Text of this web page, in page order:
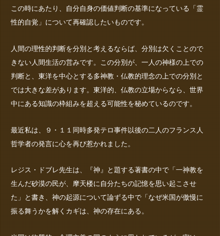
この時にあたり、自分自身の価値判断の基準になっている「霊
性的自覚」について再確認したいものです。
人間の理性的判断を分別と考えるならば、分別は欠くことので
きない人間生活の営みです。この分別が、一人の神様の上での
判断と、東洋を中心とする多神教・仏教的理念の上での分別と
では大きな差があります。東洋的、仏教の立場からなら、世界
中にある知識の枠組みを超える可能性を秘めているのです。
最近私は、９・１１同時多発テロ事件以後の二人のフランス人
哲学者の発言に心を再び惹かれました。
レジス・ドブレ先生は、『神』と題する著書の中で「一神教を
生んだ砂漠の民が、摩天楼に自分たちの記憶を思い起こさせ
た」と書き、神の起源について論ずる中で「なぜ米国が傲慢に
振る舞うかを解くカギは、神の存在にある。